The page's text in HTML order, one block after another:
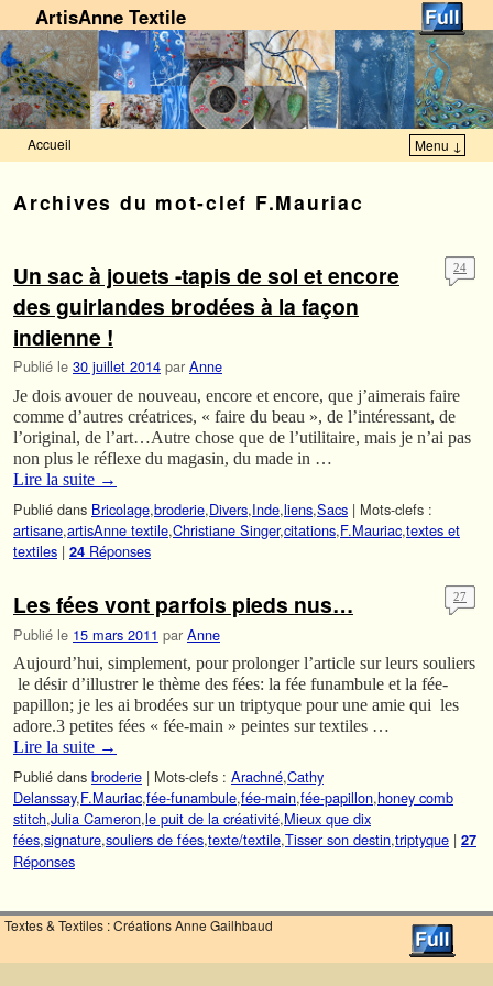
ArtisAnne Textile
Accueil Menu ↓
Archives du mot-clef F.Mauriac
Un sac à jouets -tapis de sol et encore
des guirlandes brodées à la façon
indienne !
Publié le 30 juillet 2014 par Anne
24
Je dois avouer de nouveau, encore et encore, que j’aimerais faire
comme d’autres créatrices, « faire du beau », de l’intéressant, de
l’original, de l’art…Autre chose que de l’utilitaire, mais je n’ai pas
non plus le réflexe du magasin, du made in …
Lire la suite →
Publié dans Bricolage,broderie,Divers,Inde,liens,Sacs | Mots-clefs :
artisane,artisAnne textile,Christiane Singer,citations,F.Mauriac,textes et
textiles | 24 Réponses
Les fées vont parfois pieds nus…
Publié le 15 mars 2011 par Anne
27
Aujourd’hui, simplement, pour prolonger l’article sur leurs souliers
le désir d’illustrer le thème des fées: la fée funambule et la fée-
papillon; je les ai brodées sur un triptyque pour une amie qui les
adore.3 petites fées « fée-main » peintes sur textiles …
Lire la suite →
Publié dans broderie | Mots-clefs : Arachné,Cathy
Delanssay,F.Mauriac,fée-funambule,fée-main,fée-papillon,honey comb
stitch,Julia Cameron,le puit de la créativité,Mieux que dix
fées,signature,souliers de fées,texte/textile,Tisser son destin,triptyque | 27
Réponses
Textes & Textiles : Créations Anne Gailhbaud